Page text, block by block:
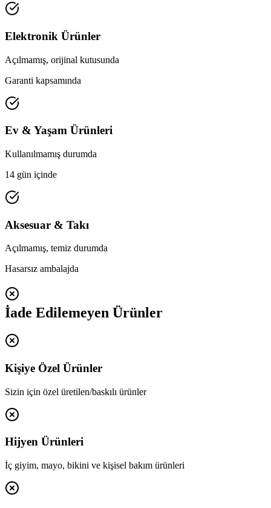
Elektronik Ürünler
Açılmamış, orijinal kutusunda
Garanti kapsamında
Ev & Yaşam Ürünleri
Kullanılmamış durumda
14 gün içinde
Aksesuar & Takı
Açılmamış, temiz durumda
Hasarsız ambalajda
İade Edilemeyen Ürünler
Kişiye Özel Ürünler
Sizin için özel üretilen/baskılı ürünler
Hijyen Ürünleri
İç giyim, mayo, bikini ve kişisel bakım ürünleri